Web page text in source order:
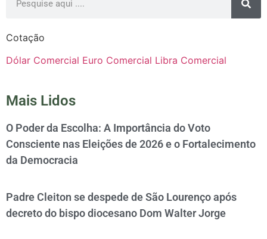
Cotação
Dólar Comercial Euro Comercial Libra Comercial
Mais Lidos
O Poder da Escolha: A Importância do Voto
Consciente nas Eleições de 2026 e o Fortalecimento
da Democracia
Padre Cleiton se despede de São Lourenço após
decreto do bispo diocesano Dom Walter Jorge